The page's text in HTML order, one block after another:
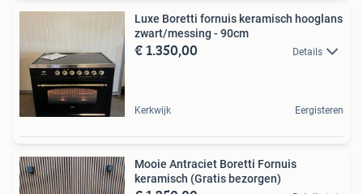
Luxe Boretti fornuis keramisch hooglans
zwart/messing - 90cm
€ 1.350,00 Details
Kerkwijk Eergisteren
Mooie Antraciet Boretti Fornuis
keramisch (Gratis bezorgen)